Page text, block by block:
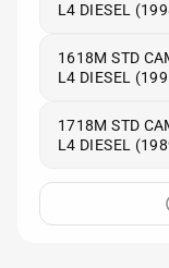
L4 DIESEL
1618M STD
L4 DIESEL
1718M STD
L4 DIESEL